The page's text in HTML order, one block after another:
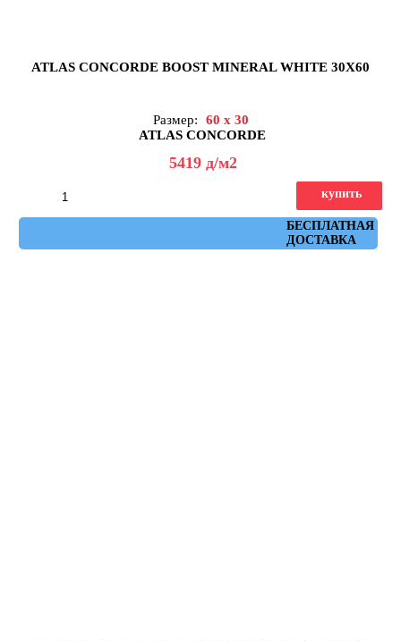
ATLAS CONCORDE BOOST MINERAL WHITE 30X60
Размер:
60 x 30
ATLAS CONCORDE
5419 д/м2
БЕСПЛАТНАЯ
ДОСТАВКА
купить